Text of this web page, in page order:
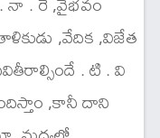
,వేదిక ,విజేత
. టి . వి
,కానీ దాని